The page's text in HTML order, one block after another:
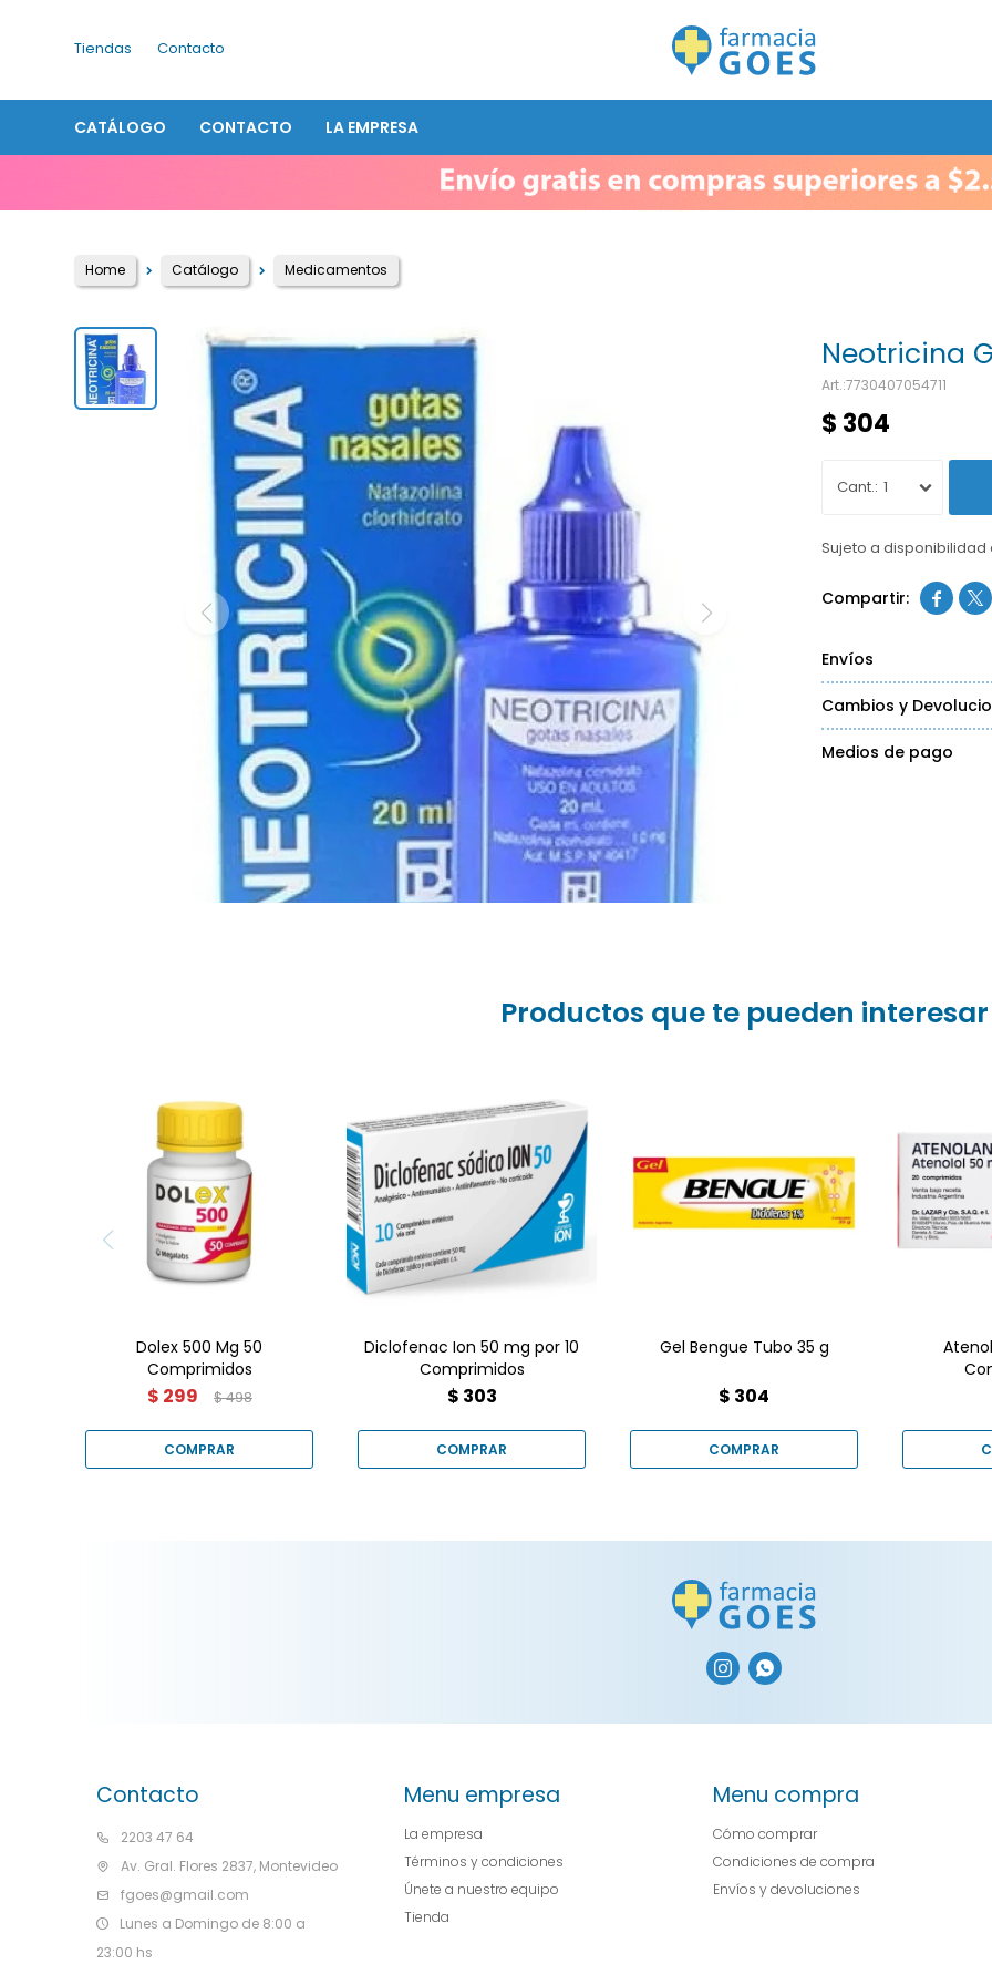
CATÁLOGO CONTACTO LA EMPRESA
Tiendas Contacto
Home Catálogo Medicamentos
Neotricina
7730407054711
$ 304
1
Sujeto a disponibilidad
 
Envíos
Cambios y
Medios de pago
Productos que te pueden interesar
Dolex 500 mg es un
de uso común que
contiene paracetamol.
Está indicado para aliviar
el dolor leve a moderado,
como dolores de cabeza,
musculares, de espalda,
dentales, menstruales, y
Dolex 500 Mg 50
Comprimidos
$ 299 $498
Diclofenac Ion 50 mg x 10
comp. es un
antiinflamatorio y
analgésico para dolores
leves a moderados.
Encontralo en Farmacia
Goes.
Diclofenac Ion 50 mg por 10
Comprimidos
$ 303
Gel Bengue Tubo 35 g
$ 304
 
Contacto
2203 47 64
Av. Gral. Flores 2837, Montevideo
fgoes@gmail.com
Lunes a Domingo de 8:00 a
23:00 hs
Menu empresa
La empresa
Términos y condiciones
Únete a nuestro equipo
Tienda
Menu compra
Cómo comprar
Condiciones de compra
Envíos y devoluciones